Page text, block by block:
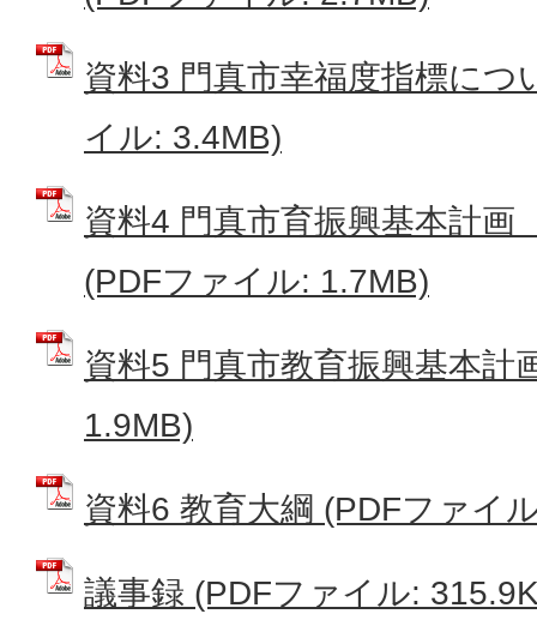
資料3 門真市幸福度指標につ
イル: 3.4MB)
資料4 門真市育振興基本計画
(PDFファイル: 1.7MB)
資料5 門真市教育振興基本計
1.9MB)
資料6 教育大綱 (PDFファイ
議事録 (PDFファイル: